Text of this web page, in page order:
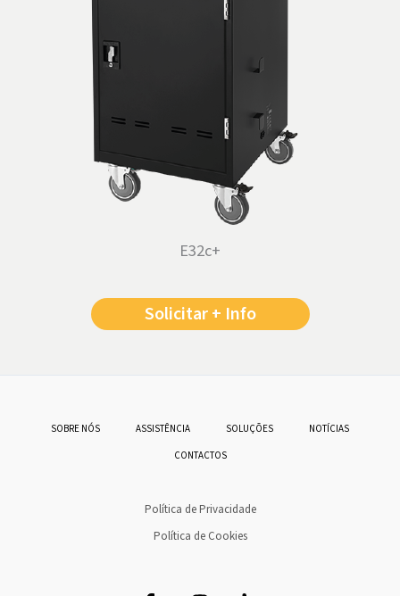
E32c+
Solicitar + Info
SOBRE NÓS ASSISTÊNCIA SOLUÇÕES
NOTÍCIAS
CONTACTOS
Política de Privacidade
Política de Cookies